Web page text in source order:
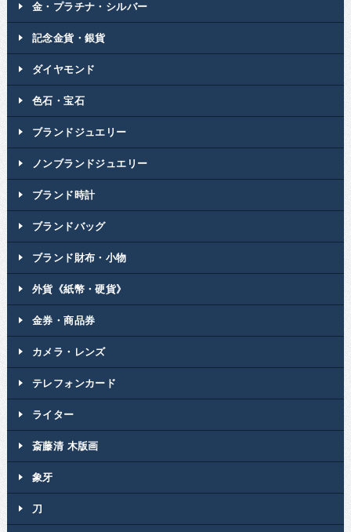
金・プラチナ・シルバー
記念金貨・銀貨
ダイヤモンド
色石・宝石
ブランドジュエリー
ノンブランドジュエリー
ブランド時計
ブランドバッグ
ブランド財布・小物
外貨《紙幣・硬貨》
金券・商品券
カメラ・レンズ
テレフォンカード
ライター
斎藤清 木版画
象牙
刀